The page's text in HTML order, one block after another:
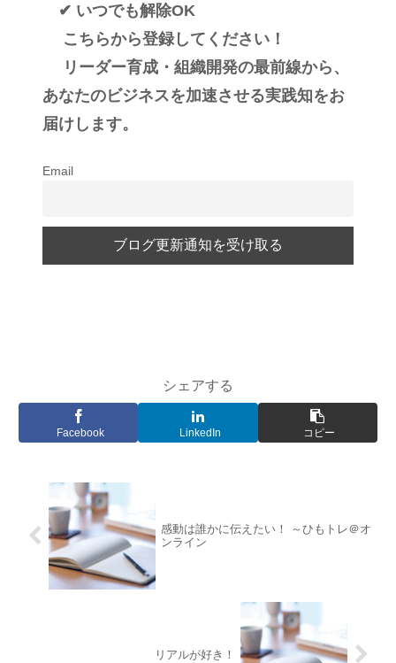
✔ いつでも解除OK
こちらから登録してください！
リーダー育成・組織開発の最前線から、
あなたのビジネスを加速させる実践知をお
届けします。
Email
シェアする
Facebook LinkedIn コピー
感動は誰かに伝えたい！ ～ひもトレ＠オ
ンライン
リアルが好き！